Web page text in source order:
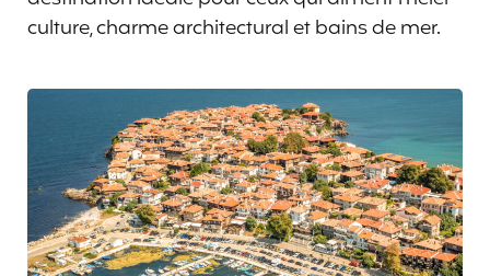
culture, charme architectural et bains de mer.